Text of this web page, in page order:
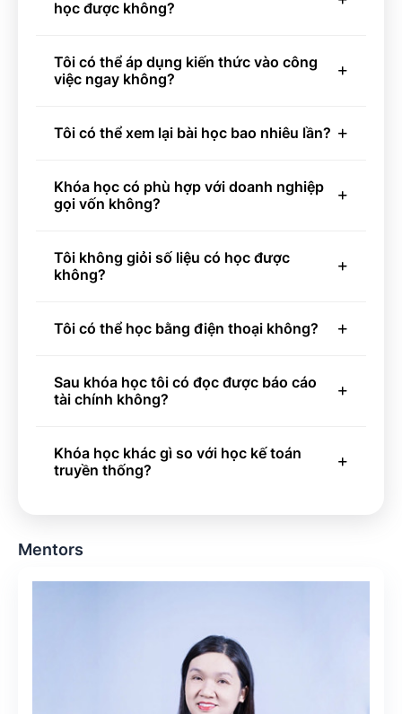
học được không?
Tôi có thể áp dụng kiến thức vào công
việc ngay không?
Tôi có thể xem lại bài học bao nhiêu lần?
Khóa học có phù hợp với doanh nghiệp
gọi vốn không?
Tôi không giỏi số liệu có học được
không?
Tôi có thể học bằng điện thoại không?
Sau khóa học tôi có đọc được báo cáo
tài chính không?
Khóa học khác gì so với học kế toán
truyền thống?
Mentors